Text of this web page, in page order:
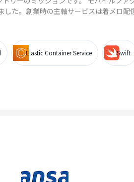
した。創業時の主軸サービスは着メロ配
Elastic Container Service Swift